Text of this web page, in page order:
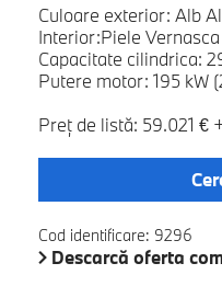
Culoare exterior: Alb
Interior:Piele
Capacitate cilindrica:
Putere motor: 195 kW
Preţ de listă: 59.021 €
Cod identificare: 9296
Descarcă oferta